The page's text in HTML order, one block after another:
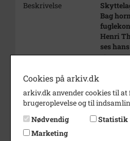
Beskrivelse
Bag
Henri
ses
stang.
Årstal
Fotograf
Ukendt
Materiale
Se på kort
Cookies på arkiv.dk
arkiv.dk anvender cookies til at
brugeroplevelse og til
Nødvendig
Statistik
Marketing